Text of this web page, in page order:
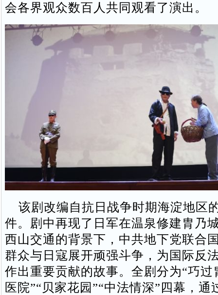
会各界观众数百人共同观看了演出。
该剧改编自抗日战争时期海淀地区
件。剧中再现了日军在温泉修建胄乃
西山交通的背景下，中共地下党联合
群众与日寇展开顽强斗争，为国际反
作出重要贡献的故事。全剧分为“巧过
医院”“贝家花园”“中法情深”四幕，通